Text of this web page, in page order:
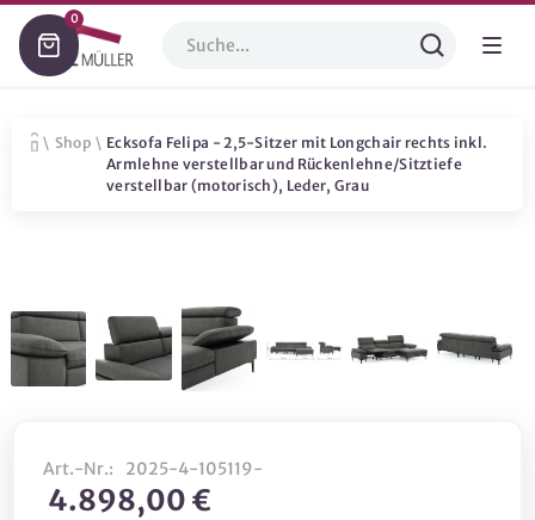
0
\ Shop \ Ecksofa Felipa - 2,5-Sitzer mit Longchair rechts inkl.
Armlehne verstellbar und Rückenlehne/Sitztiefe
verstellbar (motorisch), Leder, Grau
Art.-Nr.: 2025-4-105119-
4.898,00 €